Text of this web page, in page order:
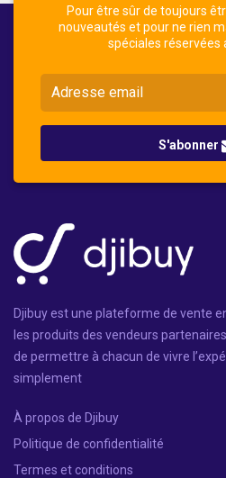
Pour être sûr de toujours
nouveautés et pour ne rien
spéciales réservées
S'abonner
Djibuy est une plateforme de vente
les produits des vendeurs
de permettre à chacun de vivre
simplement
À propos de Djibuy
Politique de confidentialité
Termes et conditions